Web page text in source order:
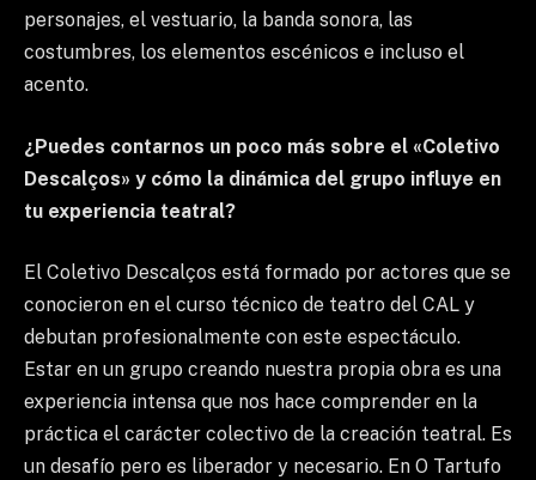
personajes, el vestuario, la banda sonora, las
costumbres, los elementos escénicos e incluso el
acento.
¿Puedes contarnos un poco más sobre el «Coletivo
Descalços» y cómo la dinámica del grupo influye en
tu experiencia teatral?
El Coletivo Descalços está formado por actores que se
conocieron en el curso técnico de teatro del CAL y
debutan profesionalmente con este espectáculo.
Estar en un grupo creando nuestra propia obra es una
experiencia intensa que nos hace comprender en la
práctica el carácter colectivo de la creación teatral. Es
un desafío pero es liberador y necesario. En O Tartufo